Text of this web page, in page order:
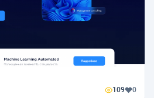
109 0